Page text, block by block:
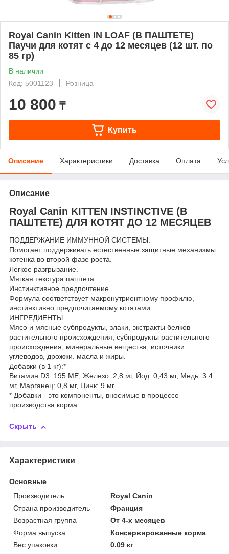
Royal Canin Kitten IN LOAF (В ПАШТЕТЕ)
Паучи для котят с 4 до 12 месяцев (12 шт. по
85 гр)
В наличии
Код: 5001123
Розница
10 800 ₸
Купить
Описание Характеристики Доставка Оплата
Описание
Royal Canin KITTEN INSTINCTIVE (В
ПАШТЕТЕ) ДЛЯ КОТЯТ ДО 12 МЕСЯЦЕВ
ПОДДЕРЖАНИЕ ИММУННОЙ СИСТЕМЫ.
Помогает поддерживать естественные защитные механизмы
котенка во второй фазе роста.
Легкое разгрызание.
Мягкая текстура паштета.
Инстинктивное предпочтение.
Формула соответствует макронутриентному профилю,
инстинктивно предпочитаемому котятами.
ИНГРЕДИЕНТЫ
Мясо и мясные субпродукты, злаки, экстракты белков
растительного происхождения, субпродукты растительного
происхождения, минеральные вещества, источники
углеводов, дрожжи. масла и жиры.
Добавки (в 1 кг):*
Витамин D3: 195 ME, Железо: 2,8 мг, Йод: 0,43 мг, Медь: 3.4
мг, Марганец: 0,8 мг, Цинк: 9 мг.
* Добавки - это компоненты, вносимые в процессе
производства корма
Скрыть
Характеристики
Основные
Производитель
Royal Canin
Страна производитель
Франция
Возрастная группа
От 4-х месяцев
Форма выпуска
Консервированные корма
Вес упаковки
0.09 кг